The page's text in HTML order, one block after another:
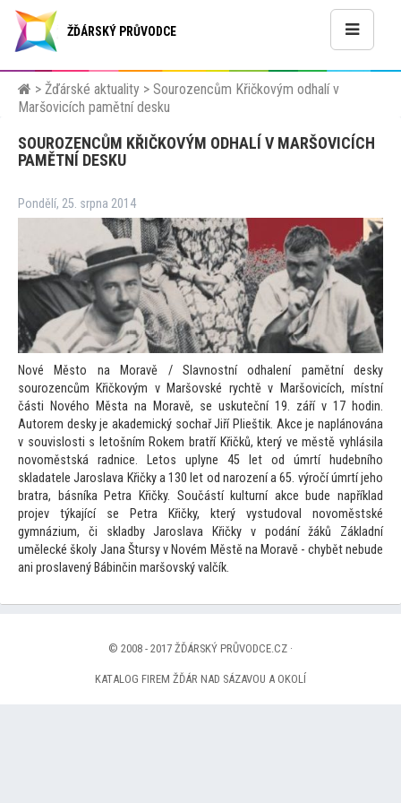
ŽĎÁRSKÝ PRŮVODCE
> Žďárské aktuality > Sourozencům Křičkovým odhalí v
Maršovicích pamětní desku
SOUROZENCŮM KŘIČKOVÝM ODHALÍ V MARŠOVICÍCH
PAMĚTNÍ DESKU
Pondělí, 25. srpna 2014
Nové Město na Moravě / Slavnostní odhalení pamětní desky
sourozencům Křičkovým v Maršovské rychtě v Maršovicích, místní
části Nového Města na Moravě, se uskuteční 19. září v 17 hodin.
Autorem desky je akademický sochař Jiří Plieštik. Akce je naplánována
v souvislosti s letošním Rokem bratří Křičků, který ve městě vyhlásila
novoměstská radnice. Letos uplyne 45 let od úmrtí hudebního
skladatele Jaroslava Křičky a 130 let od narození a 65. výročí úmrtí jeho
bratra, básníka Petra Křičky. Součástí kulturní akce bude například
projev týkající se Petra Křičky, který vystudoval novoměstské
gymnázium, či skladby Jaroslava Křičky v podání žáků Základní
umělecké školy Jana Štursy v Novém Městě na Moravě - chybět nebude
ani proslavený Bábinčin maršovský valčík.
© 2008 - 2017 ŽĎÁRSKÝ PRŮVODCE.CZ ·
KATALOG FIREM ŽĎÁR NAD SÁZAVOU A OKOLÍ